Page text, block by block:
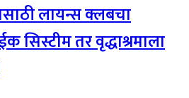
लायन्स क्लबचा
सिस्टीम तर वृद्धाश्रमाला